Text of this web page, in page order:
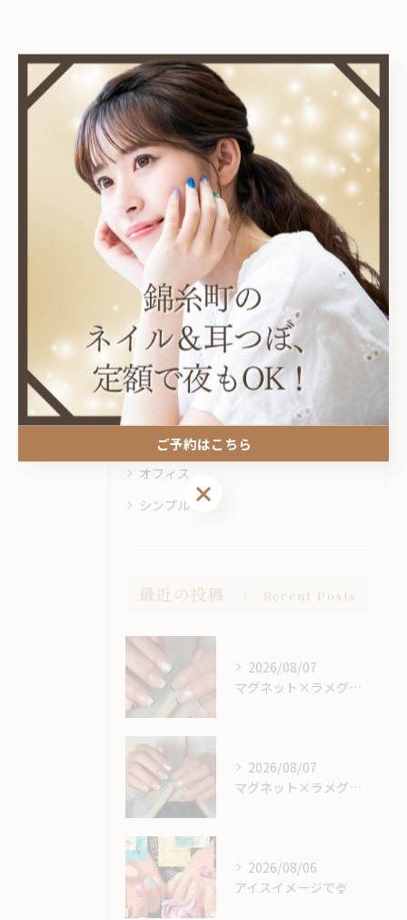
< 前のページ 一覧に戻る 次のページ >
関連タグ
#錦糸町
カテゴリー Categories
全てのカテゴリー
耳つぼ
プライベートサロン
ニュアンス
オフィス
シンプル
最近の投稿 Recent Posts
2026/08/07
マグネット×ラメグラベースにスキニーフレンチ🖤🎶
2026/08/07
マグネット×ラメグラベースにスキニーフレンチ🖤🎶
2026/08/06
アイスイメージで🍨
ご予約はこちら
ご予約はこちら